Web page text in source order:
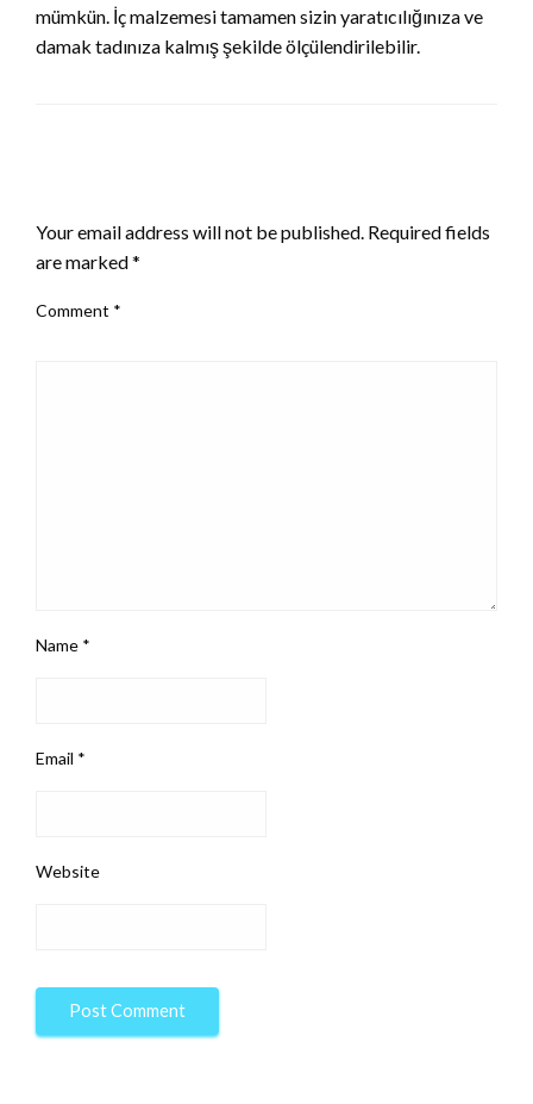
mümkün. İç malzemesi tamamen sizin yaratıcılığınıza ve
damak tadınıza kalmış şekilde ölçülendirilebilir.
Your email address will not be published. Required fields
are marked*
Comment *
Name *
Email *
Website